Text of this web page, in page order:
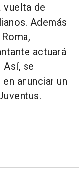
de
Además
actuará
Así, se
anunciar un